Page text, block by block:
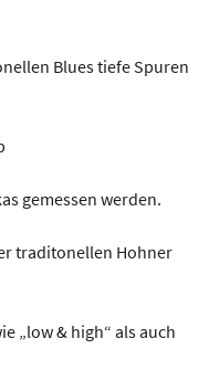
Blues tiefe Spuren
gemessen werden.
traditonellen Hohner
„low & high“ als auch